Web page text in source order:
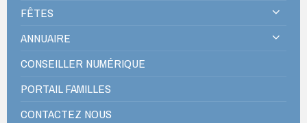
FÊTES
ANNUAIRE
CONSEILLER NUMÉRIQUE
PORTAIL FAMILLES
CONTACTEZ NOUS